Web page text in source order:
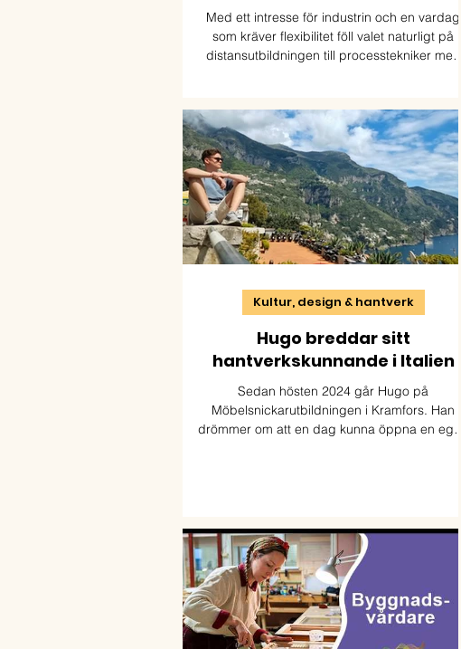
Med ett intresse för industrin och en vardag
som kräver flexibilitet föll valet naturligt på
distansutbildningen till processtekniker med
framtida möjligheter inom den gröna industrin.
Hugo breddar sitt
hantverkskunnande i Italien
Sedan hösten 2024 går Hugo på
Möbelsnickarutbildningen i Kramfors. Han
drömmer om att en dag kunna öppna en egen
Kultur, design & hantverk